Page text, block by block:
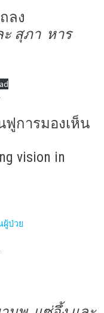
ลง
สุภา หาร
ฟูการมองเห็น
vision in
ผู้ป่วย